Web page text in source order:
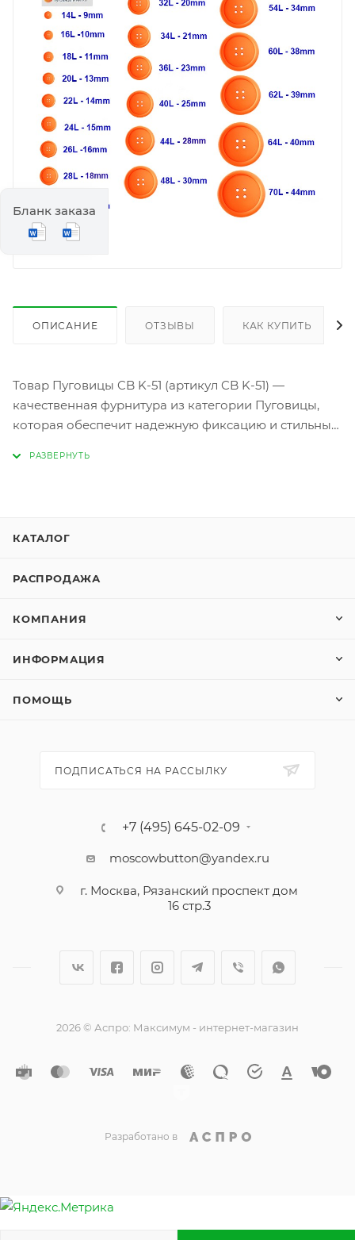
ОПИСАНИЕ ОТЗЫВЫ КАК КУПИТЬ
Товар Пуговицы CB K-51 (артикул CB K-51) —
качественная фурнитура из категории Пуговицы,
которая обеспечит надежную фиксацию и стильный
эстетика: удобный крой, двойная отстрочка или
Выбирайте Пуговицы CB K-51 для создания
КАТАЛОГ
РАСПРОДАЖА
КОМПАНИЯ
ИНФОРМАЦИЯ
ПОМОЩЬ
ПОДПИСАТЬСЯ НА РАССЫЛКУ
+7 (495) 645-02-09
moscowbutton@yandex.ru
г. Москва, Рязанский проспект дом
16 стр.3
2026 © Аспро: Максимум - интернет-магазин
Разработано в
Бланк заказа